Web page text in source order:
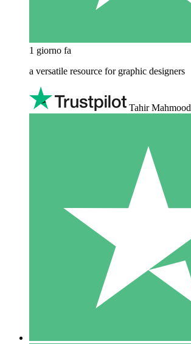
1 giorno fa
a versatile resource for graphic designers
Tahir Mahmood